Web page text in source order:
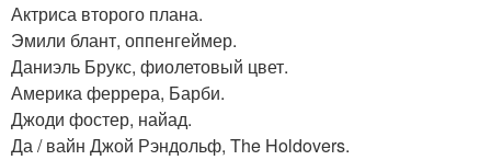
Актриса второго плана.
Эмили блант, оппенгеймер.
Даниэль Брукс, фиолетовый цвет.
Америка феррера, Барби.
Джоди фостер, найад.
Да / вайн Джой Рэндольф, The Holdovers.